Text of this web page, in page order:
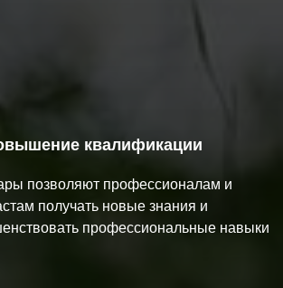
квалификации
позволяют профессионалам и
получать новые знания и
профессиональные навыки